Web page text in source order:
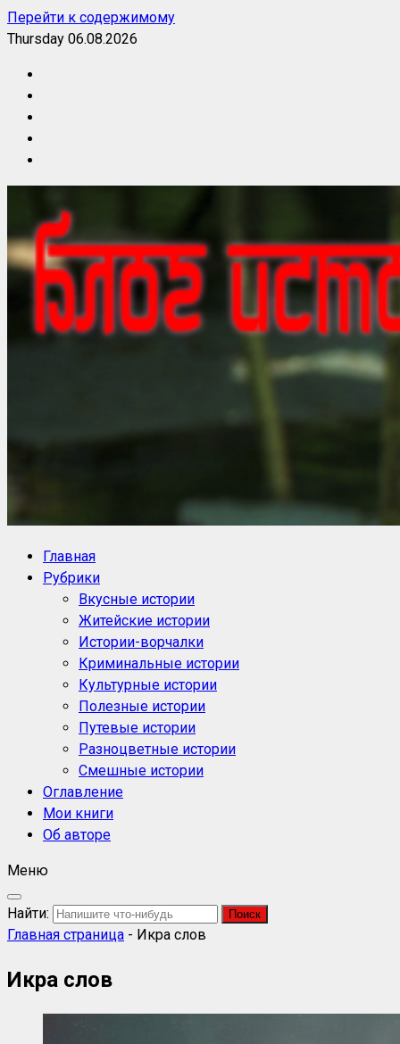
Перейти к содержимому
Thursday 06.08.2026
Блог историй NoorySan
Главная
Рубрики
Вкусные истории
Житейские истории
Истории-ворчалки
Криминальные истории
Культурные истории
Полезные истории
Путевые истории
Разноцветные истории
Смешные истории
Оглавление
Мои книги
Об авторе
Меню
Найти:
Главная страница - Икра слов
Икра слов